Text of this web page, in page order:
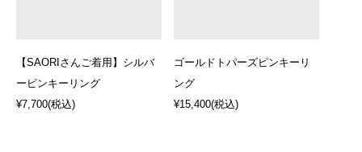
【SAORIさんご着用】シルバ
ーピンキーリング
¥7,700(税込)
ゴールドトパーズピンキーリ
ング
¥15,400(税込)